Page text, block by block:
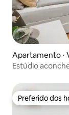
Apartamento ⋅
Estúdio
Preferido dos
Preferido dos